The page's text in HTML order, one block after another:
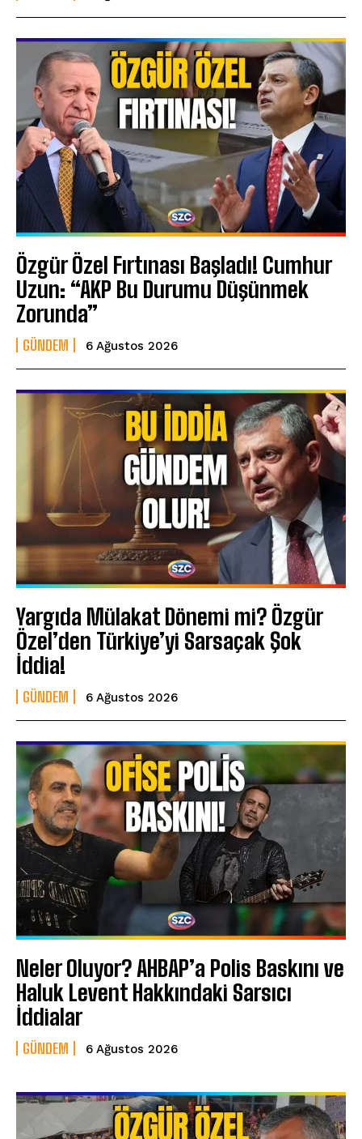
Özgür Özel Fırtınası Başladı! Cumhur
Uzun: “AKP Bu Durumu Düşünmek
Zorunda”
GÜNDEM 6 Ağustos 2026
Yargıda Mülakat Dönemi mi? Özgür
Özel’den Türkiye’yi Sarsaçak Şok
İddia!
GÜNDEM 6 Ağustos 2026
Neler Oluyor? AHBAP’a Polis Baskını ve
Haluk Levent Hakkındaki Sarsıcı
İddialar
GÜNDEM 6 Ağustos 2026